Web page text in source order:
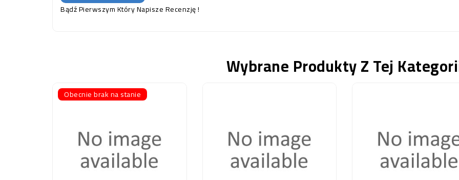
Bądź Pierwszym Który Napisze Recenzję !
Wybrane Produkty Z Tej
Obecnie brak na stanie